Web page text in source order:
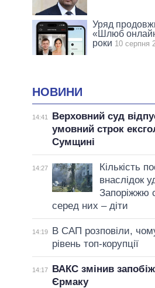
Уряд
«Шлюб
роки 10 серпня
НОВИНИ
14:41
Верховний суд
умовний строк
Сумщині
14:27
Кількість
внаслідок
Запоріжжю
серед них – діти
14:19
В САП розповіли, чому
рівень топ-корупції
14:17
ВАКС змінив
Єрмаку